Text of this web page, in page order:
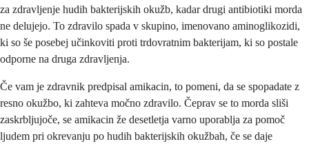
za zdravljenje hudih bakterijskih okužb, kadar drugi antibiotiki morda
ne delujejo. To zdravilo spada v skupino, imenovano aminoglikozidi,
ki so še posebej učinkoviti proti trdovratnim bakterijam, ki so postale
odporne na druga zdravljenja.
Če vam je zdravnik predpisal amikacin, to pomeni, da se spopadate z
resno okužbo, ki zahteva močno zdravilo. Čeprav se to morda sliši
zaskrbljujoče, se amikacin že desetletja varno uporablja za pomoč
ljudem pri okrevanju po hudih bakterijskih okužbah, če se daje